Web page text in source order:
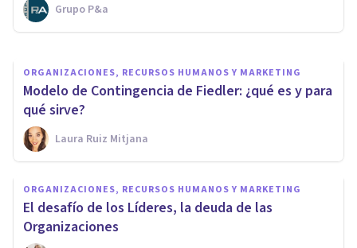
Grupo P&a
Oscar Castillero Mimenza
ORGANIZACIONES, RECURSOS HUMANOS Y MARKETING
Modelo de Contingencia de Fiedler: ¿qué es y para
qué sirve?
Laura Ruiz Mitjana
ORGANIZACIONES, RECURSOS HUMANOS Y MARKETING
El desafío de los Líderes, la deuda de las
Organizaciones